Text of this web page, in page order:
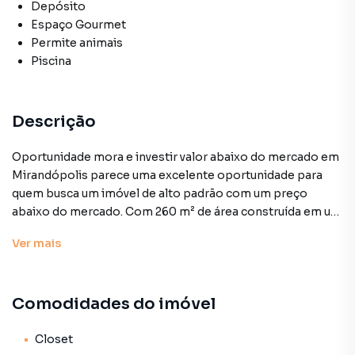
Depósito
Espaço Gourmet
Permite animais
Piscina
Descrição
Oportunidade mora e investir valor abaixo do mercado em
Mirandópolis parece uma excelente oportunidade para
quem busca um imóvel de alto padrão com um preço
abaixo do mercado. Com 260 m² de área construída em um
distribuído.
Ver mais
Comodidades do imóvel
Closet